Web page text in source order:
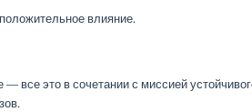
влияние.
все это в сочетании с миссией